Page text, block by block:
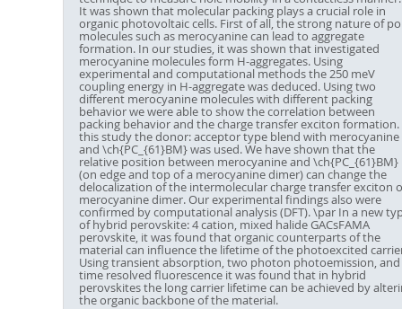
It was shown that molecular packing plays a crucial role in
organic photovoltaic cells. First of all, the strong nature of
molecules such as merocyanine can lead to aggregate
formation. In our studies, it was shown that investigated
merocyanine molecules form H-aggregates. Using
experimental and computational methods the 250 meV
coupling energy in H-aggregate was deduced. Using two
different merocyanine molecules with different packing
behavior we were able to show the correlation between
packing behavior and the charge transfer exciton formation.
this study the donor: acceptor type blend with merocyanine
and \ch{PC_{61}BM} was used. We have shown that the
relative position between merocyanine and \ch{PC_{61}BM}
(on edge and top of a merocyanine dimer) can change the
delocalization of the intermolecular charge transfer exciton
merocyanine dimer. Our experimental findings also were
confirmed by computational analysis (DFT). \par In a new
of hybrid perovskite: 4 cation, mixed halide GACsFAMA
perovskite, it was found that organic counterparts of the
material can influence the lifetime of the photoexcited
Using transient absorption, two photon photoemission, and
time resolved fluorescence it was found that in hybrid
perovskites the long carrier lifetime can be achieved by
the organic backbone of the material.